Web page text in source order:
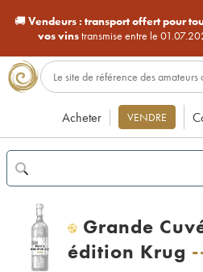
🚚Vendeurs : transport offert pour
vos vinstransmise entre le
Acheter VENDRE
H
Grande
édition Krug